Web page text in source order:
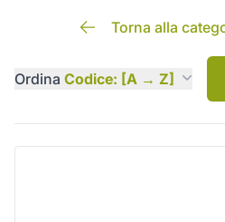
Torna alla
Ordina Codice: [A → Z]